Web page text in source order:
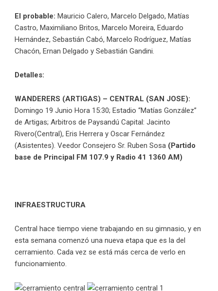
El probable: Mauricio Calero, Marcelo Delgado, Matías
Castro, Maximiliano Britos, Marcelo Moreira, Eduardo
Hernández, Sebastián Cabó, Marcelo Rodríguez, Matías
Chacón, Ernan Delgado y Sebastián Gandini.
Detalles:
WANDERERS (ARTIGAS) – CENTRAL (SAN JOSE):
Domingo 19 Junio Hora 15:30; Estadio “Matías González”
de Artigas; Arbitros de Paysandú Capital: Jacinto
Rivero(Central), Eris Herrera y Oscar Fernández
(Asistentes). Veedor Consejero Sr. Ruben Sosa (Partido
base de Principal FM 107.9 y Radio 41 1360 AM)
INFRAESTRUCTURA
Central hace tiempo viene trabajando en su gimnasio, y en
esta semana comenzó una nueva etapa que es la del
cerramiento. Cada vez se está más cerca de verlo en
funcionamiento.